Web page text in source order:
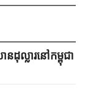
ល្លារនៅកម្ពុជា